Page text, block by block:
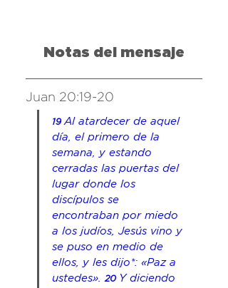
Notas del mensaje
Juan 20:19-20
19 Al atardecer de aquel
día, el primero de la
semana, y estando
cerradas las puertas del
lugar donde los
discípulos se
encontraban por miedo
a los judíos, Jesús vino y
se puso en medio de
ellos, y les dijo*: «Paz a
ustedes». 20 Y diciendo